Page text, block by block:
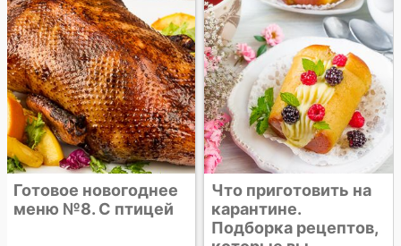
Что приготовить на
карантине.